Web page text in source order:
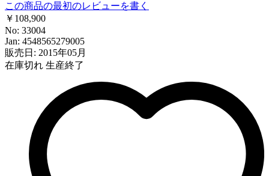
この商品の最初のレビューを書く
￥108,900
No: 33004
Jan: 4548565279005
販売日: 2015年05月
在庫切れ 生産終了